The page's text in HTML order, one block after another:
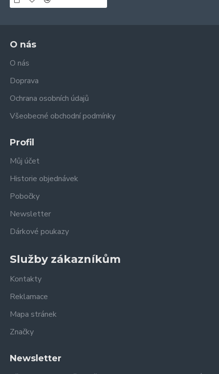
O nás
O nás
Doprava
Ochrana osobních údajů
Všeobecné obchodní podmínky
Profil
Můj účet
Historie objednávek
Pobočky
Newsletter
Dárkové poukazy
Služby zákazníkům
Kontakty
Reklamace
Mapa stránek
Značky
Newsletter